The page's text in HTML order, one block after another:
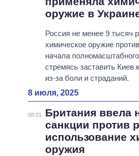
оружие в
Россия не менее 9 тысяч
химическое оружие
начала
стремясь заставить Киев
из-за боли и страданий.
8 июля, 2025
08:01
Британия ввела
санкции против
использование
оружия